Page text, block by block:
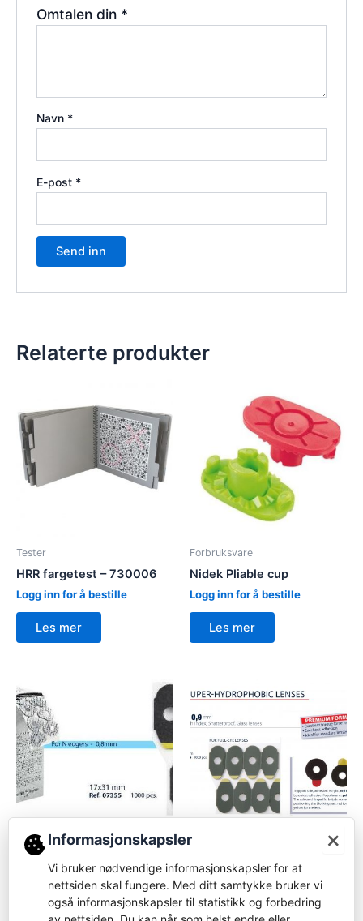
Omtalen din *
Navn *
E-post *
Relaterte produkter
Tester
HRR fargetest – 730006
Logg inn for å bestille
Les mer
Forbruksvare
Nidek Pliable cup
Logg inn for å bestille
Les mer
Forbruksvare
07355-Glasstape for
Pliable cup
Logg inn for å bestille
07295 – erstattet 07325 -
Glasstape for
BU/SU/SAQ/SX
×
Informasjonskapsler
Vi bruker nødvendige informasjonskapsler for at
nettsiden skal fungere. Med ditt samtykke bruker vi
også informasjonskapsler til statistikk og forbedring